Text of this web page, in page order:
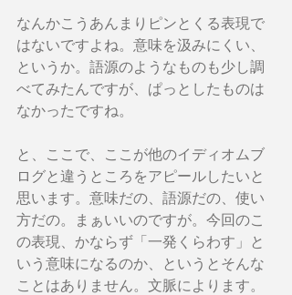
なんかこうあんまりピンとくる表現で
はないですよね。意味を汲みにくい、
というか。語源のようなものも少し調
べてみたんですが、ぱっとしたものは
なかったですね。
と、ここで、ここが他のイディオムブ
ログと違うところをアピールしたいと
思います。意味だの、語源だの、使い
方だの。まぁいいのですが。今回のこ
の表現、かならず「一発くらわす」と
いう意味になるのか、というとそんな
ことはありません。文脈によります。